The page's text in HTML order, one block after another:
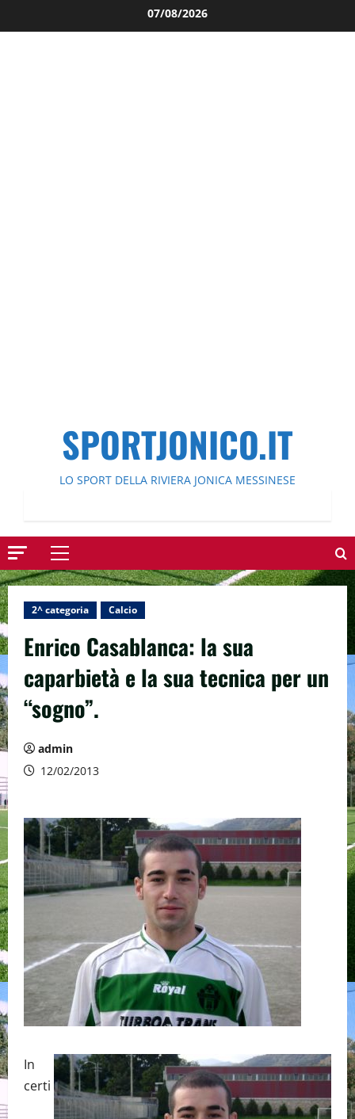
al
07/08/2026
SPORTJONICO.IT
LO SPORT DELLA RIVIERA JONICA MESSINESE
Menu
principale
2^ categoria Calcio
Enrico Casablanca: la sua
caparbietà e la sua tecnica per un
“sogno”.
admin
12/02/2013
In
certi